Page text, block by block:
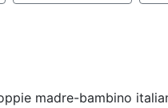
madre-bambino